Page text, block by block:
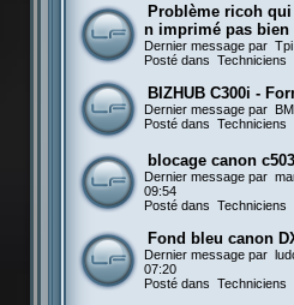
Problème ricoh
n imprimé pas bien
Dernier message par Tpi
Posté dans Techniciens
BIZHUB C300i -
Dernier message par
Posté dans Techniciens
blocage canon
Dernier message par
09:54
Posté dans Techniciens
Fond bleu canon
Dernier message par
07:20
Posté dans Techniciens